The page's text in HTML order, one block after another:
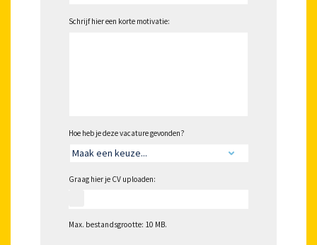
Schrijf hier een korte motivatie:
Hoe heb je deze vacature gevonden?
Graag hier je CV uploaden:
Max. bestandsgrootte: 10 MB.